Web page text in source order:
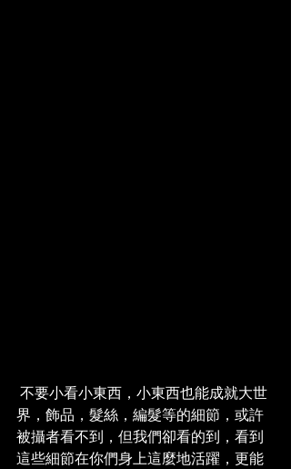
界，飾品，髮絲，編髮等的細節，或許
被攝者看不到，但我們卻看的到，看到
這些細節在你們身上這麼地活躍，更能